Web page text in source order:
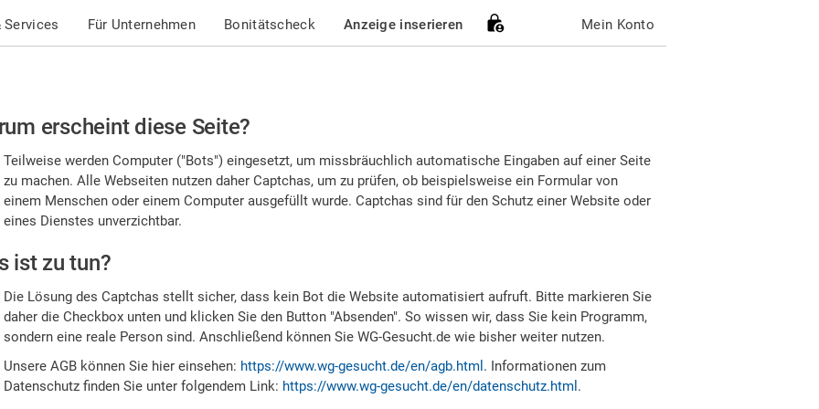
Services Für Unternehmen Bonitätscheck Anzeige inserieren Mein Konto
erscheint diese Seite?
Teilweise werden Computer ("Bots") eingesetzt, um missbräuchlich automatische Eingaben auf einer Seite
zu machen. Alle Webseiten nutzen daher Captchas, um zu prüfen, ob beispielsweise ein Formular von
einem Menschen oder einem Computer ausgefüllt wurde. Captchas sind für den Schutz einer Website oder
eines Dienstes unverzichtbar.
ist zu tun?
Die Lösung des Captchas stellt sicher, dass kein Bot die Website automatisiert aufruft. Bitte markieren Sie
daher die Checkbox unten und klicken Sie den Button "Absenden". So wissen wir, dass Sie kein Programm,
sondern eine reale Person sind. Anschließend können Sie WG-Gesucht.de wie bisher weiter nutzen.
Unsere AGB können Sie hier einsehen: https://www.wg-gesucht.de/en/agb.html . Informationen zum
Datenschutz finden Sie unter folgendem Link: https://www.wg-gesucht.de/en/datenschutz.html .